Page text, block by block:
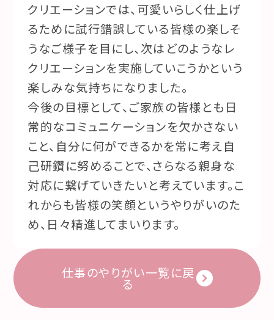
クリエーションでは、可愛いらしく仕上げ
るために試行錯誤している皆様の楽しそ
うなご様子を目にし、次はどのようなレ
クリエーションを実施していこうかという
楽しみな気持ちになりました。
今後の目標として、ご家族の皆様とも日
常的なコミュニケーションを欠かさない
こと、自分に何ができるかを常に考え自
己研鑽に努めることで、さらなる親身な
対応に繋げていきたいと考えています。こ
れからも皆様の笑顔というやりがいのた
め、日々精進してまいります。
仕事のやりがい一覧に戻
る